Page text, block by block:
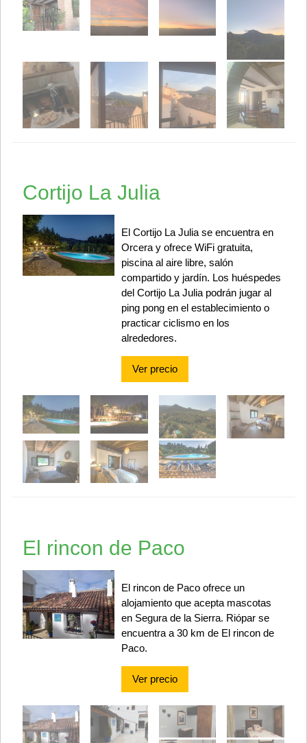
Cortijo La Julia
El Cortijo La Julia se encuentra en
Orcera y ofrece WiFi gratuita,
piscina al aire libre, salón
compartido y jardín. Los huéspedes
del Cortijo La Julia podrán jugar al
ping pong en el establecimiento o
practicar ciclismo en los
alrededores.
Ver precio
El rincon de Paco
El rincon de Paco ofrece un
alojamiento que acepta mascotas
en Segura de la Sierra. Riópar se
encuentra a 30 km de El rincon de
Paco.
Ver precio